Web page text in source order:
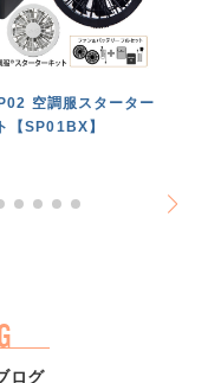
空調服スターター
【SP01BX】
ログ